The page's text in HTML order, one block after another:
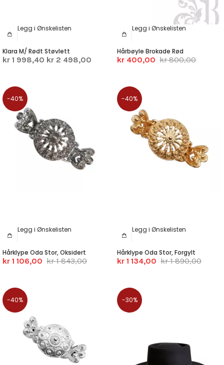
Legg i Ønskelisten
Klara M/ Rødt Støvlett
kr 1 998,40 kr 2 498,00
Legg i Ønskelisten
Hårbøyle Brokade Rød
kr 400,00 kr 800,00
-40%
Legg i Ønskelisten
Hårklype Oda Stor, Oksidert
kr 1 106,00 kr 1 843,00
-40%
Legg i Ønskelisten
Hårklype Oda Stor, Forgylt
kr 1 134,00 kr 1 890,00
-40% -30%